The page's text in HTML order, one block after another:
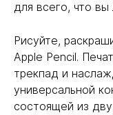
для всего, что
Рисуйте,
Apple Pencil.
трекпад и
универсальной
состоящей из